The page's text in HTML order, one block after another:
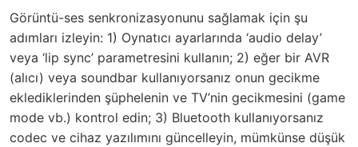
Görüntü-ses senkronizasyonunu sağlamak için şu
adımları izleyin: 1) Oynatıcı ayarlarında ‘audio delay’
veya ‘lip sync’ parametresini kullanın; 2) eğer bir AVR
(alıcı) veya soundbar kullanıyorsanız onun gecikme
eklediklerinden şüphelenin ve TV’nin gecikmesini (game
mode vb.) kontrol edin; 3) Bluetooth kullanıyorsanız
codec ve cihaz yazılımını güncelleyin, mümkünse düşük